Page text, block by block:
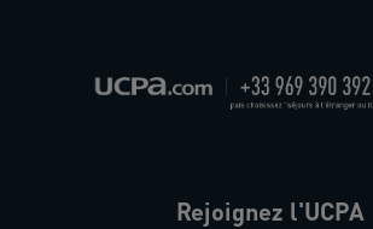
Rejoignez l'UCPA